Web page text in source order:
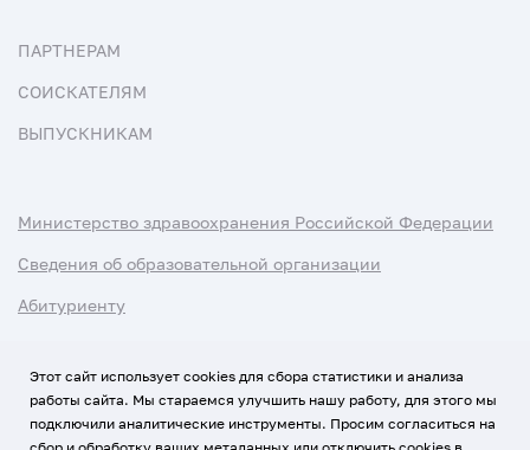
ПАРТНЕРАМ
СОИСКАТЕЛЯМ
ВЫПУСКНИКАМ
Министерство здравоохранения Российской Федерации
Сведения об образовательной организации
Абитуриенту
Политика обработки персональных данных
Этот сайт использует cookies для сбора статистики и анализа
работы сайта. Мы стараемся улучшить нашу работу, для этого мы
подключили аналитические инструменты. Просим согласиться на